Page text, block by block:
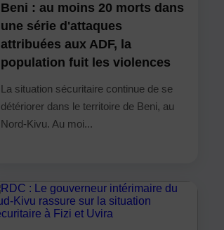
Beni : au moins 20 morts dans
une série d'attaques
attribuées aux ADF, la
population fuit les violences
La situation sécuritaire continue de se
détériorer dans le territoire de Beni, au
Nord-Kivu. Au moi...